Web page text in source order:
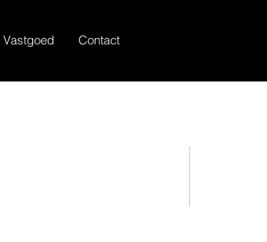
Vastgoed Contact